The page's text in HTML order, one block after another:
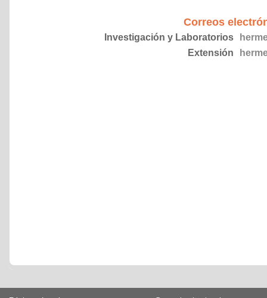
Correos
Investigación y Laboratorios
Extensión